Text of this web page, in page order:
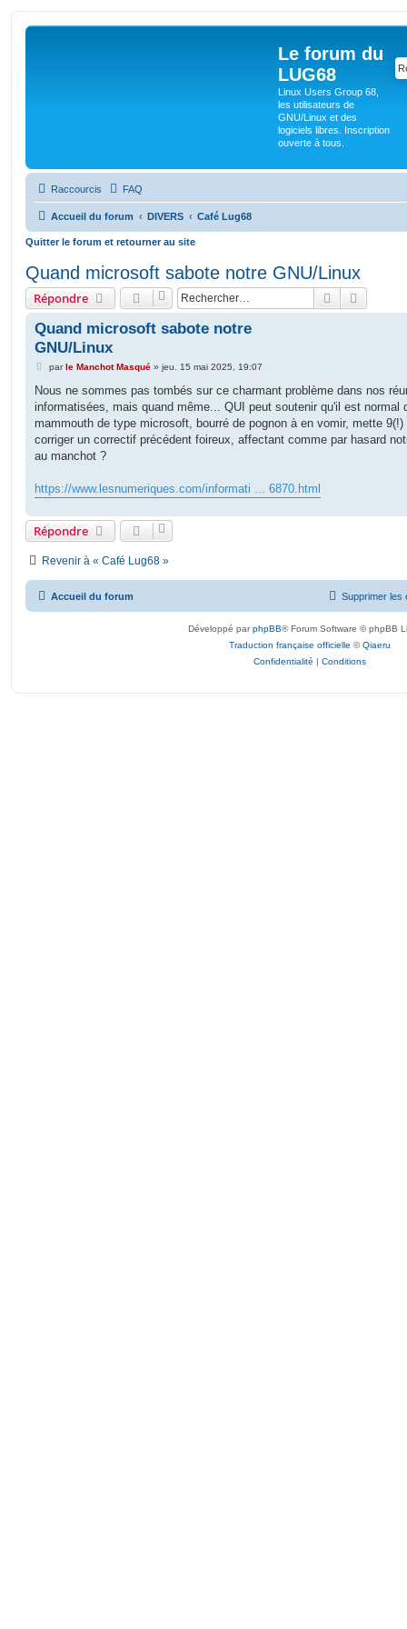
Le forum du
LUG68
Linux Users Group 68,
les utilisateurs de
GNU/Linux et des
logiciels libres. Inscription
ouverte à tous.
Raccourcis FAQ
Accueil du forum DIVERS Café Lug68
Quitter le forum et retourner au site
Quand microsoft sabote notre GNU/Linux
Répondre Rechercher
Quand microsoft sabote notre
GNU/Linux
M
s
a
g
parle Manchot Masqué» jeu. 15 mai 2025, 19:07
Nous ne sommes pas tombés sur ce charmant problème dans nos
informatisées, mais quand même... QUI peut soutenir qu'il est normal
mammouth de type microsoft, bourré de pognon à en vomir, mette
corriger un correctif précédent foireux, affectant comme par hasard
au manchot ?
https://www.lesnumeriques.com/informati ... 6870.html
Répondre
Revenir à « Café Lug68 »
Accueil du forum Supprimer les
Développé parphpBB® Forum Software © phpBB
Traduction française officielle ©Qiaeru
Confidentialité | Conditions